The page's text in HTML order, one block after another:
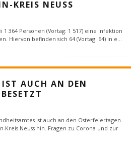
KREIS NEUSS
1 364 Personen (Vortag: 1 517) eine Infektion
Hiervon befinden sich 64 (Vortag: 64) in e...
AUCH AN DEN
ist auch an den Osterfeiertagen
Kreis Neuss hin. Fragen zu Corona und zur